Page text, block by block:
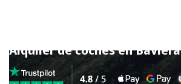
Alquiler de coches en Baviera